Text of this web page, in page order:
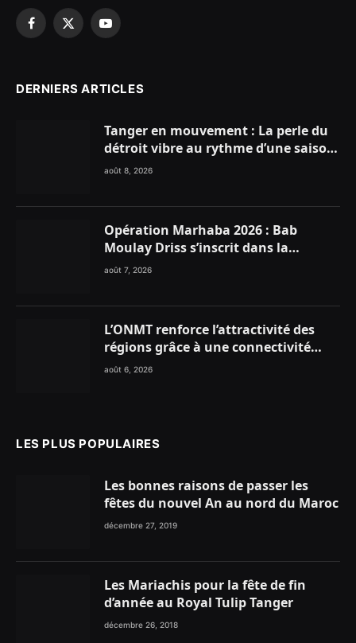
Facebook
X
YouTube
DERNIERS ARTICLES
Tanger en mouvement : La perle du
détroit vibre au rythme d’une saison
estivale record !
août 8, 2026
Opération Marhaba 2026 : Bab
Moulay Driss s’inscrit dans la
dynamique nationale en faveur des
août 7, 2026
L’ONMT renforce l’attractivité des
régions grâce à une connectivité
aérienne historique de Ryanair
août 6, 2026
LES PLUS POPULAIRES
Les bonnes raisons de passer les
fêtes du nouvel An au nord du Maroc
décembre 27, 2019
Les Mariachis pour la fête de fin
d’année au Royal Tulip Tanger
décembre 26, 2018